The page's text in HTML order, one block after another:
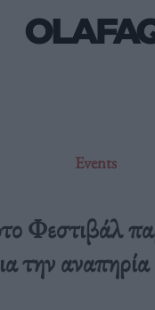
Events
Φεστιβάλ
την